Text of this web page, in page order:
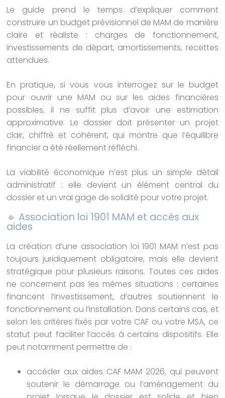
Le guide prend le temps d’expliquer comment
construire un budget prévisionnel de MAM de manière
claire et réaliste : charges de fonctionnement,
investissements de départ, amortissements, recettes
attendues.
En pratique, si vous vous interrogez sur le budget
pour ouvrir une MAM ou sur les aides financières
possibles, il ne suffit plus d’avoir une estimation
approximative. Le dossier doit présenter un projet
clair, chiffré et cohérent, qui montre que l’équilibre
financier a été réellement réfléchi.
La viabilité économique n’est plus un simple détail
administratif : elle devient un élément central du
dossier et un vrai gage de solidité pour votre projet.
🔹 Association loi 1901 MAM et accès aux
aides
La création d’une association loi 1901 MAM n’est pas
toujours juridiquement obligatoire, mais elle devient
stratégique pour plusieurs raisons. Toutes ces aides
ne concernent pas les mêmes situations : certaines
financent l’investissement, d’autres soutiennent le
fonctionnement ou l’installation. Dans certains cas, et
selon les critères fixés par votre CAF ou votre MSA, ce
statut peut faciliter l’accès à certains dispositifs. Elle
peut notamment permettre de :
accéder aux aides CAF MAM 2026, qui peuvent
soutenir le démarrage ou l’aménagement du